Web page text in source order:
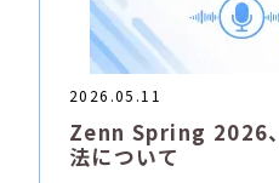
2026.05.11
Zenn Spring 2026
法について